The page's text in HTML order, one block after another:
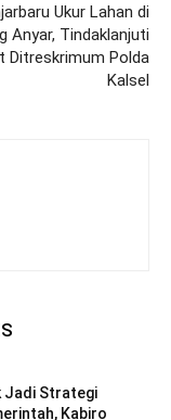
Ukur Lahan di
Anyar, Tindaklanjuti
Ditreskrimum Polda
Kalsel
Jadi Strategi
Kabiro